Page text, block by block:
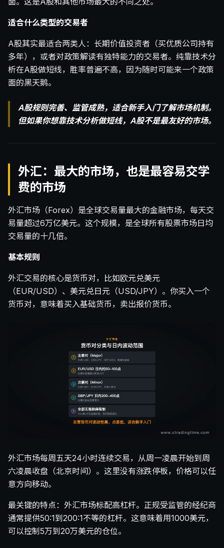
适合什么类型的交易者
A股其实最适合两类人：长期价值投资者（买优质公司持有
多年），或者对政策解读有独特能力的交易者。纯靠技术分
析在A股做短线，胜率普遍不高，因为随时可能来一个政策
面的黑天鹅。
A股规则完善、监管成熟，适合新手入门了解市场机制。
但如果你想靠技术分析做短线，A股不是最友好的市场。
外汇：最大的市场，也是最容易交学
费的市场
外汇市场（Forex）是全球交易量最大的金融市场，每天交
易量超过6万亿美元。这个规模，是全球所有股票市场日均
交易量的十几倍。
基本规则
外汇交易的核心是货币对，比如欧元兑美元
（EUR/USD）、美元兑日元（USD/JPY）。你买入一个
货币对，意味着买入基础货币，卖出报价货币。
外汇市场每周五天24小时连续交易，从周一凌晨开始到周
六凌晨收盘（北京时间）。这里没有涨跌停板，价格可以任
意方向移动。
最关键的特点：外汇市场标配高杠杆。正规受监管的经纪商
通常提供50:1到200:1不等的杠杆。这意味着用1000美元，
可以控制5万到20万美元的仓位。